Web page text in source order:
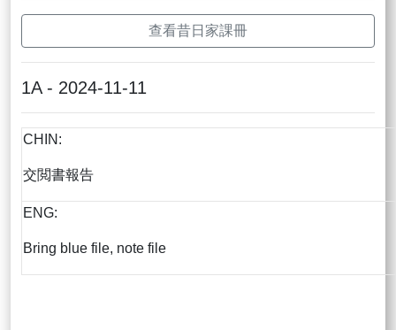
查看昔日家課冊
1A - 2024-11-11
CHIN:
交閲書報告
ENG:
Bring blue file, note file